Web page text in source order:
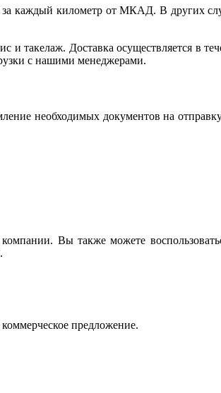
каждый километр от МКАД. В других
и такелаж. Доставка осуществляется в
с нашими менеджерами.
необходимых документов на
Вы также можете
предложение.